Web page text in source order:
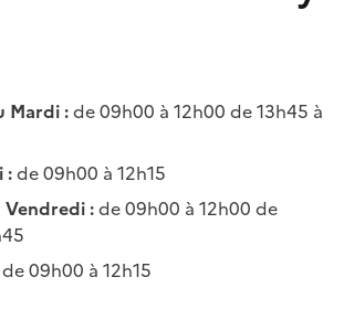
Mardi :de 09h00 à 12h00 de 13h45 à
:de 09h00 à 12h15
Vendredi :de 09h00 à 12h00 de
de 09h00 à 12h15